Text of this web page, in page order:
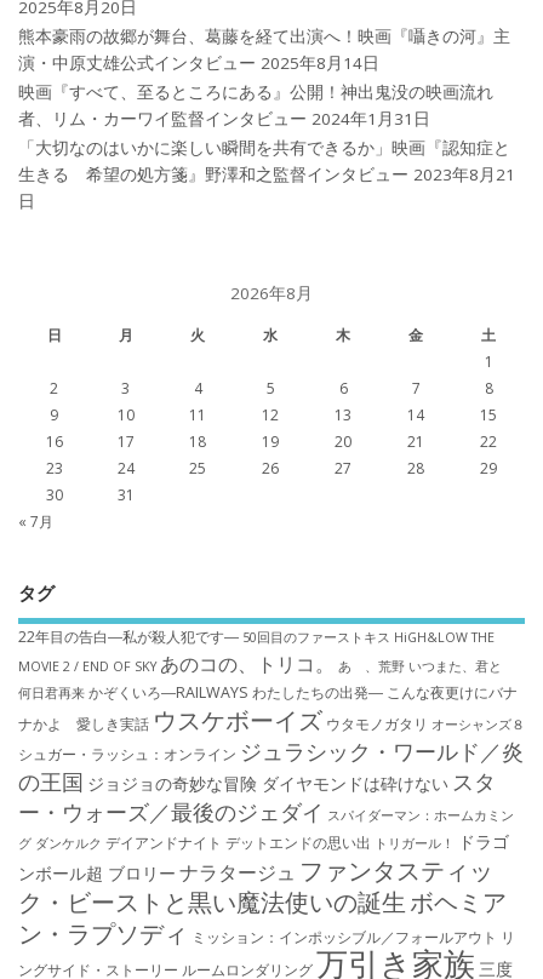
2025年8月20日
熊本豪雨の故郷が舞台、葛藤を経て出演へ！映画『囁きの河』主
演・中原丈雄公式インタビュー 2025年8月14日
映画『すべて、至るところにある』公開！神出鬼没の映画流れ
者、リム・カーワイ監督インタビュー 2024年1月31日
「大切なのはいかに楽しい瞬間を共有できるか」映画『認知症と
生きる 希望の処方箋』野澤和之監督インタビュー 2023年8月21
日
2026年8月
日 月 火 水 木 金
土
1
2
3 4 5 6 7
8
9
10 11 12 13 14
15
16
17 18 19 20 21
22
23
24 25 26 27 28
29
30
31
« 7月
タグ
22年目の告白―私が殺人犯です― 50回目のファーストキス HiGH&LOW THE
MOVIE 2 / END OF SKY あのコの、トリコ。 あゝ、荒野 いつまた、君と
何日君再来 かぞくいろ―RAILWAYS わたしたちの出発― こんな夜更けにバナ
ナかよ 愛しき実話 ウスケボーイズ ウタモノガタリ オーシャンズ８
シュガー・ラッシュ：オ​ンライン ジュラシック・ワールド／炎
の王国 ジョジョの奇妙な冒険 ダイヤモンドは砕けない スタ
ー・ウォーズ／最後のジェダイ スパイダーマン：ホームカミン
グ ダンケルク デイアンドナイト デットエンドの思い出 トリガール！
ドラゴ
ンボール超 ブロリー ナラタージュ ファンタスティッ
ク・ビーストと黒い魔法使いの誕生 ボヘミア
ン・ラプソディ ミッション：インポッシブル／フォールアウト リ
ングサイド・ストーリー ルームロンダリング万引き家族 三度